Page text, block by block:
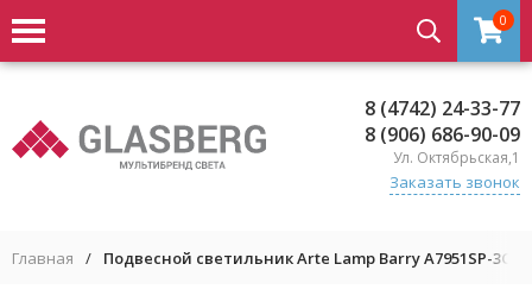
0
8 (4742) 24-33-77
8 (906) 686-90-09
Ул. Октябрьская,1
Заказать звонок
Главная / Подвесной светильник Arte Lamp Barry A7951SP-3CC